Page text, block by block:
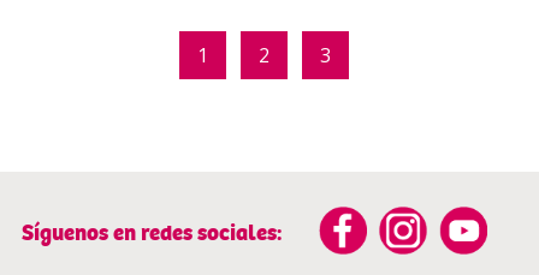
1 2 3
Síguenos en redes sociales: